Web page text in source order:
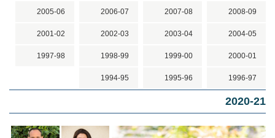
2008-09
2007-08
2006-07
2005-06
2004-05
2003-04
2002-03
2001-02
2000-01
1999-00
1998-99
1997-98
1996-97
1995-96
1994-95
2020-21